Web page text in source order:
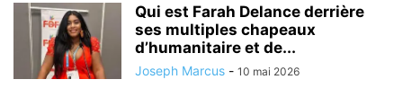
Qui est Farah Delance derrière
ses multiples chapeaux
d’humanitaire et de...
Joseph Marcus - 10 mai 2026